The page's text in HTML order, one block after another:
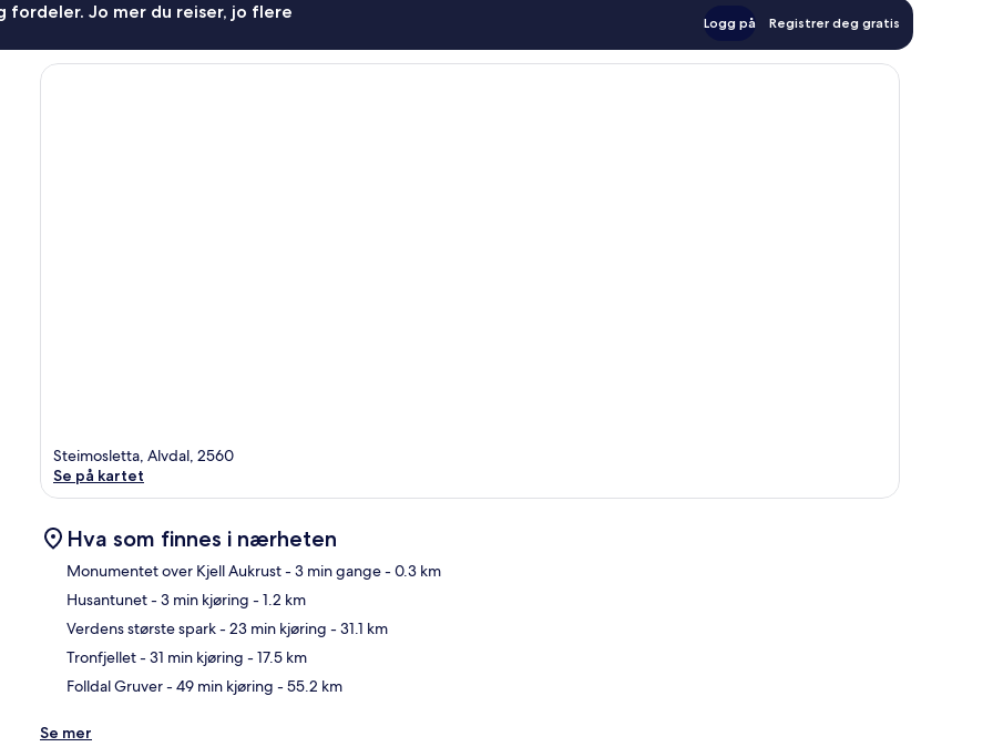
fordeler. Jo mer du reiser, jo flere
Logg på Registrer deg gratis
Steimosletta, Alvdal, 2560
Se på kartet
Hva som finnes i nærheten
Monumentet over Kjell Aukrust- 3 min gange- 0.3 km
Husantunet- 3 min kjøring - 1.2 km
Verdens største spark- 23 min kjøring - 31.1 km
Tronfjellet- 31 min kjøring - 17.5 km
Folldal Gruver- 49 min kjøring - 55.2 km
Se mer